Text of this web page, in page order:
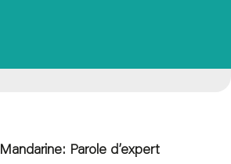
Mandarine: Parole d’expert